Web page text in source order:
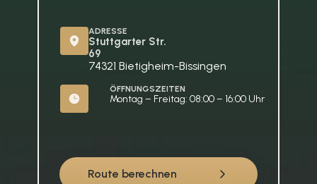
Route berechnen
ADRESSE
Stuttgarter Str.
69
74321 Bietigheim-Bissingen
ÖFFNUNGSZEITEN
Montag – Freitag: 08:00 – 16:00 Uhr